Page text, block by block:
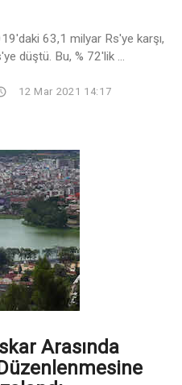
63,1 milyar Rs'ye karşı,
düştü. Bu, % 72'lik ...
12 Mar 2021 14:17
Arasında